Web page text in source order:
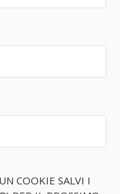
COOKIE SALVI I